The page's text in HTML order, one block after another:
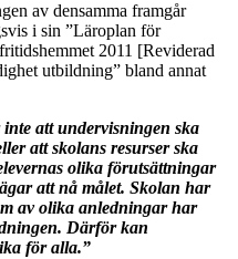
av densamma framgår
i sin ”Läroplan för
2011 [Reviderad
utbildning” bland annat
att undervisningen ska
att skolans resurser ska
olika förutsättningar
att nå målet. Skolan har
av olika anledningar har
Därför kan
för alla.”